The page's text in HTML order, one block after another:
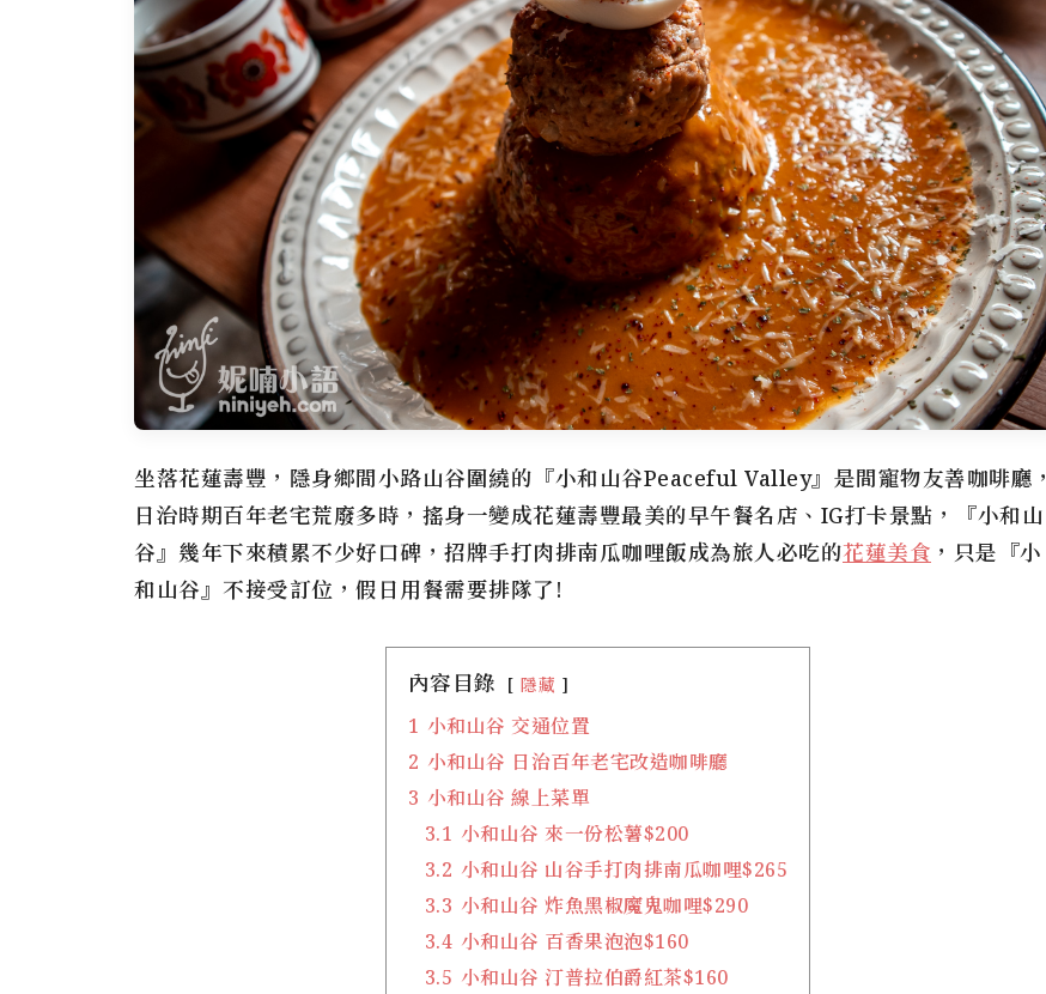
坐落花蓮壽豐，隱身鄉間小路山谷圍繞的『小和山谷Peaceful Valley』是間寵物友善咖啡廳，
日治時期百年老宅荒廢多時，搖身一變成花蓮壽豐最美的早午餐名店、IG打卡景點，『小和山
谷』幾年下來積累不少好口碑，招牌手打肉排南瓜咖哩飯成為旅人必吃的花蓮美食 ，只是『小
和山谷』不接受訂位，假日用餐需要排隊了!
內容目錄 隱藏
1 小和山谷 交通位置
2 小和山谷 日治百年老宅改造咖啡廳
3 小和山谷 線上菜單
3.1 小和山谷 來一份松薯$200
3.2 小和山谷 山谷手打肉排南瓜咖哩$265
3.3 小和山谷 炸魚黑椒魔鬼咖哩$290
3.4 小和山谷 百香果泡泡$160
3.5 小和山谷 汀普拉伯爵紅茶$160